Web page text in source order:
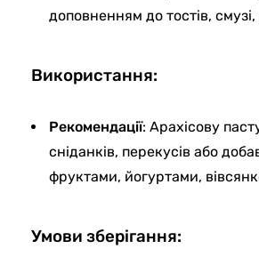
доповненням до тостів,
Використання:
Рекомендації: Арахісову
сніданків, перекусів або
фруктами, йогуртами,
Умови зберігання: